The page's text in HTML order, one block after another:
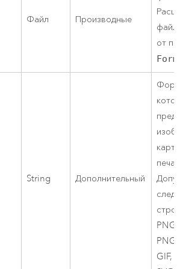
Файл Производные
файла
от
String Дополнительный
карты
PNG,
GIF,